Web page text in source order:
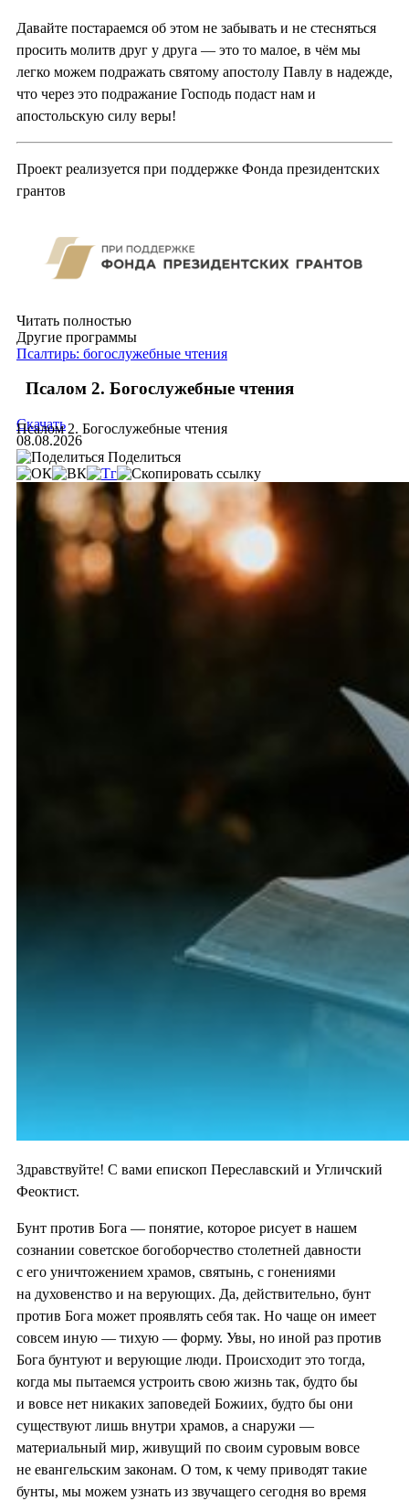
Давайте постараемся об этом не забывать и не стесняться
просить молитв друг у друга — это то малое, в чём мы
легко можем подражать святому апостолу Павлу в надежде,
что через это подражание Господь подаст нам и
апостольскую силу веры!
Проект реализуется при поддержке Фонда президентских
грантов
Читать полностью
Другие программы
Псалтирь: богослужебные чтения
Псалом 2. Богослужебные чтения
Псалом 2. Богослужебные чтения
Скачать
08.08.2026
Поделиться
Здравствуйте! С вами епископ Переславский и Угличский
Феоктист.
Бунт против Бога — понятие, которое рисует в нашем
сознании советское богоборчество столетней давности
с его уничтожением храмов, святынь, с гонениями
на духовенство и на верующих. Да, действительно, бунт
против Бога может проявлять себя так. Но чаще он имеет
совсем иную — тихую — форму. Увы, но иной раз против
Бога бунтуют и верующие люди. Происходит это тогда,
когда мы пытаемся устроить свою жизнь так, будто бы
и вовсе нет никаких заповедей Божиих, будто бы они
существуют лишь внутри храмов, а снаружи —
материальный мир, живущий по своим суровым вовсе
не евангельским законам. О том, к чему приводят такие
бунты, мы можем узнать из звучащего сегодня во время